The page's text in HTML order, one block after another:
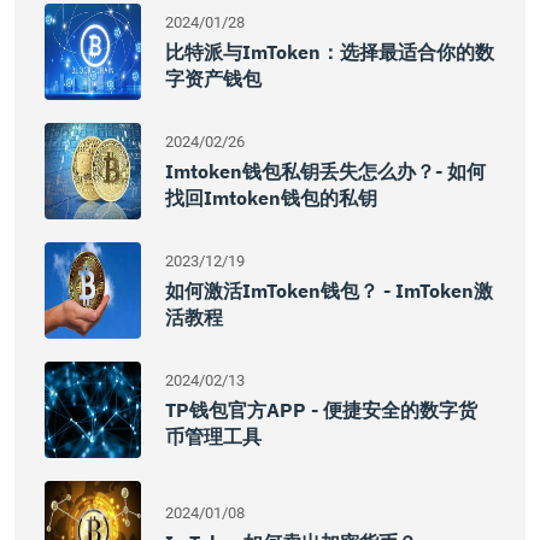
2024/01/28
比特派与imToken：选择最适合你的数
字资产钱包
2024/02/26
Imtoken钱包私钥丢失怎么办？- 如何
找回imtoken钱包的私钥
2023/12/19
如何激活imToken钱包？ - ImToken激
活教程
2024/02/13
TP钱包官方APP - 便捷安全的数字货
币管理工具
2024/01/08